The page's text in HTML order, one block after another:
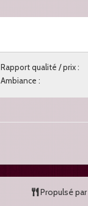
Rapport qualité / prix :
Ambiance :
Propulsé par